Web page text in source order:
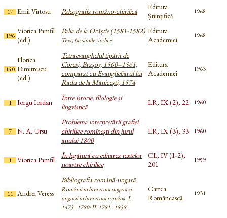
17 Emil Vîrtosu Paleografia româno-chirilică
Editura
Științifică
1968
196
Viorica Pamfil
(ed.)
Palia de la Orăştie (1581-1582)
Text, facsimile, indice
Editura
Academiei
1968
140
Florica
Dimitrescu
(ed.)
Tetraevanghelul tipărit de
Coresi, Brașov, 1560–1561,
comparat cu Evangheliarul lui
Radu de la Mănicești, 1574
Editura
Academiei
1963
1 Iorgu Iordan
Între istorie, filologie și
lingvistică
LR, IX (2), 22 1960
7 N. A. Ursu
Problema interpretării grafiei
chirilice romînești din jurul
anului 1800
LR, IX (3), 33 1960
1 Viorica Pamfil
În legătură cu editarea textelor
noastre chirilice
CL, IV (1-2),
201
1959
11 Andrei Veress
Bibliografia română-ungară
Românii în literatura ungară și
ungurii în literatura română. I.
1473–1780; II. 1781–1838
Cartea
Românească
1931